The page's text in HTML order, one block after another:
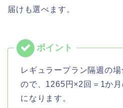
届けも選べます。
レギュラープラン隔週の
ので、1265円×2回＝1か
になります。